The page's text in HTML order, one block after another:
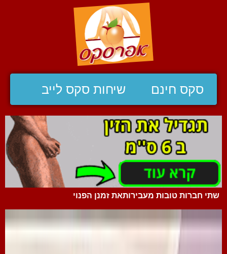
סקס חינם שיחות סקס לייב
שתי חברות טובות מעבירותאת זמנן הפנוי